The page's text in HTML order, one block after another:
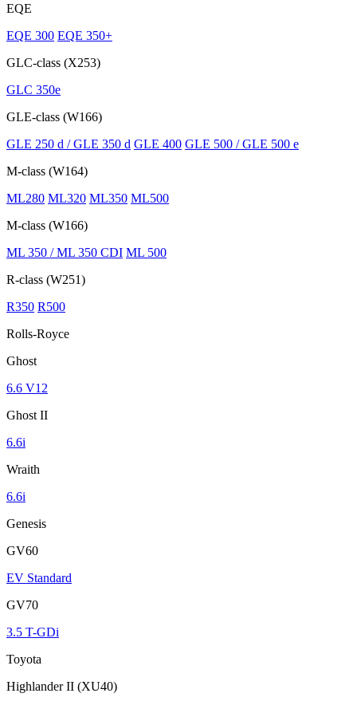
EQE
EQE 300 EQE 350+
GLC-class (X253)
GLC 350e
GLE-class (W166)
GLE 250 d / GLE 350 d GLE 400 GLE 500 / GLE 500 e
M-class (W164)
ML280 ML320 ML350 ML500
M-class (W166)
ML 350 / ML 350 CDI ML 500
R-class (W251)
R350 R500
Rolls-Royce
Ghost
6.6 V12
Ghost II
6.6i
Wraith
6.6i
Genesis
GV60
EV Standard
GV70
3.5 T-GDi
Toyota
Highlander II (XU40)